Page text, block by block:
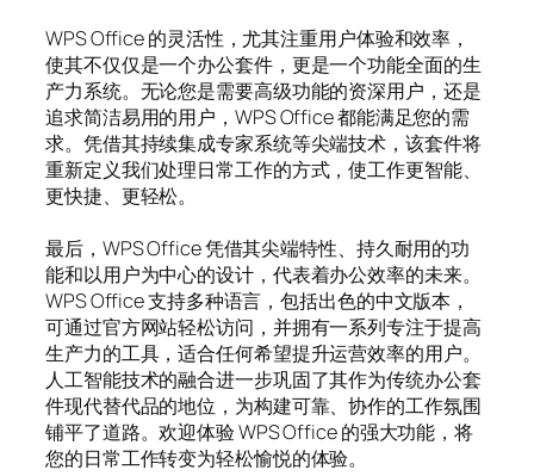
WPS Office 的灵活性，尤其注重用户体验和效率，
使其不仅仅是一个办公套件，更是一个功能全面的生
产力系统。无论您是需要高级功能的资深用户，还是
追求简洁易用的用户，WPS Office 都能满足您的需
求。凭借其持续集成专家系统等尖端技术，该套件将
重新定义我们处理日常工作的方式，使工作更智能、
更快捷、更轻松。
最后，WPS Office 凭借其尖端特性、持久耐用的功
能和以用户为中心的设计，代表着办公效率的未来。
WPS Office 支持多种语言，包括出色的中文版本，
可通过官方网站轻松访问，并拥有一系列专注于提高
生产力的工具，适合任何希望提升运营效率的用户。
人工智能技术的融合进一步巩固了其作为传统办公套
件现代替代品的地位，为构建可靠、协作的工作氛围
铺平了道路。欢迎体验 WPS Office 的强大功能，将
您的日常工作转变为轻松愉悦的体验。